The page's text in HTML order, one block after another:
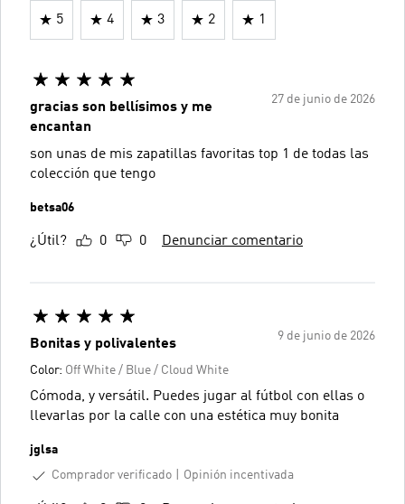
5 4 3 2 1
27 de junio de 2026
gracias son bellísimos y me
encantan
son unas de mis zapatillas favoritas top 1 de todas las
colección que tengo
betsa06
¿Útil? 0 0 Denunciar comentario
9 de junio de 2026
Bonitas y polivalentes
Color: Off White / Blue / Cloud White
Cómoda, y versátil. Puedes jugar al fútbol con ellas o
llevarlas por la calle con una estética muy bonita
jglsa
Comprador verificado
Opinión incentivada